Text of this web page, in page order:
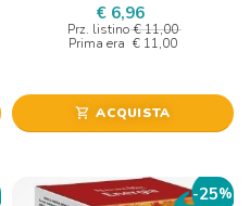
€ 6,96
Prz. listino € 11,00
Prima era € 11,00
shopping_cart ACQUISTA
-25%